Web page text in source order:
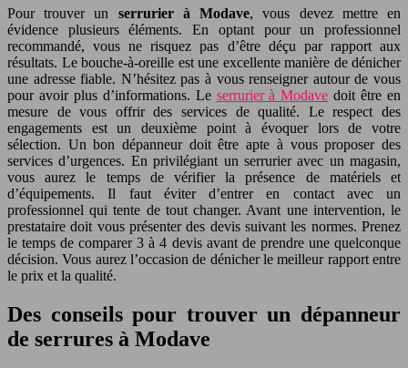
Pour trouver un serrurier à Modave, vous devez mettre en
évidence plusieurs éléments. En optant pour un professionnel
recommandé, vous ne risquez pas d’être déçu par rapport aux
résultats. Le bouche-à-oreille est une excellente manière de dénicher
une adresse fiable. N’hésitez pas à vous renseigner autour de vous
pour avoir plus d’informations. Le serrurier à Modave doit être en
mesure de vous offrir des services de qualité. Le respect des
engagements est un deuxième point à évoquer lors de votre
sélection. Un bon dépanneur doit être apte à vous proposer des
services d’urgences. En privilégiant un serrurier avec un magasin,
vous aurez le temps de vérifier la présence de matériels et
d’équipements. Il faut éviter d’entrer en contact avec un
professionnel qui tente de tout changer. Avant une intervention, le
prestataire doit vous présenter des devis suivant les normes. Prenez
le temps de comparer 3 à 4 devis avant de prendre une quelconque
décision. Vous aurez l’occasion de dénicher le meilleur rapport entre
le prix et la qualité.
Des conseils pour trouver un dépanneur
de serrures à Modave